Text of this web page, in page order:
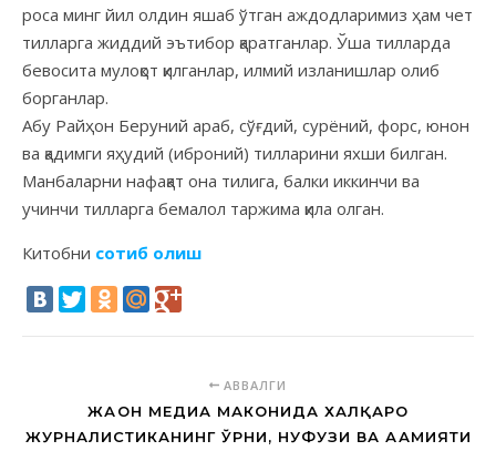
роса минг йил олдин яшаб ўтган аждодларимиз ҳам чет
тилларга жиддий эътибор қаратганлар. Ўша тилларда
бевосита мулоқот қилганлар, илмий изланишлар олиб
борганлар.
Абу Райҳон Беруний араб, сўғдий, сурёний, форс, юнон
ва қадимги яҳудий (иброний) тилларини яхши билган.
Манбаларни нафақат она тилига, балки иккинчи ва
учинчи тилларга бемалол таржима қила олган.
Китобни сотиб олиш
АВВАЛГИ
ЖАҲОН МЕДИА МАКОНИДА ХАЛҚАРО
ЖУРНАЛИСТИКАНИНГ ЎРНИ, НУФУЗИ ВА АҲАМИЯТИ